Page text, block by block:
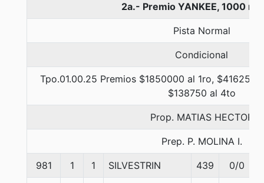
2a.- Premio YANKEE, 1000
Pista Normal
Condicional
Tpo.01.00.25 Premios $1850000 al 1ro, $416250
$138750 al 4to
Prop. MATIAS HECTOR
Prep. P. MOLINA I.
981 1 1 SILVESTRIN 439 0/0